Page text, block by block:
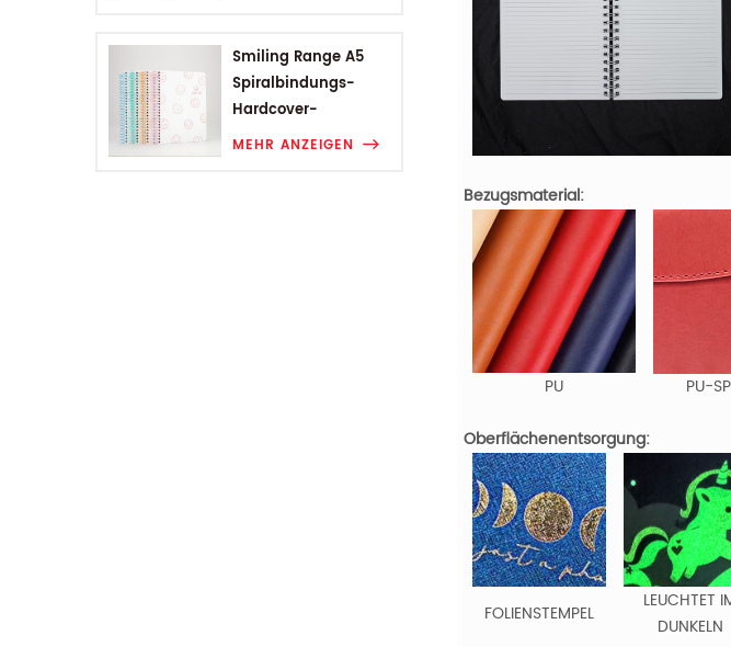
Smiling Range A5
Spiralbindungs-
Hardcover-
Studentennotizbuch
MEHR ANZEIGEN
Bezugsmaterial:
PU PU-
Oberflächenentsorgung:
FOLIENSTEMPEL
LEUCHTET
DUNKELN